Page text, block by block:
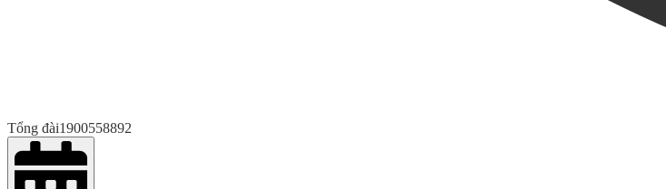
Tổng đài1900558892